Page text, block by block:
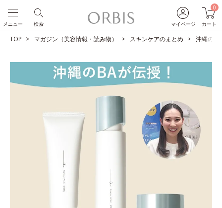
マイページ
0
カート
検索
メニュー
TOP マガジン（美容情報・読み物） スキンケアのまとめ 沖縄の